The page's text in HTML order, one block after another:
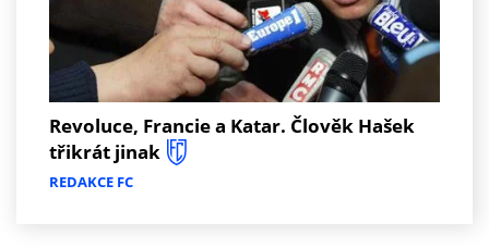
Revoluce, Francie a Katar. Člověk Hašek
třikrát jinak
REDAKCE FC